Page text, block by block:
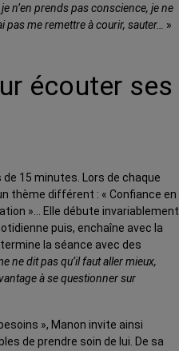
n’en prends pas conscience, je ne
me remettre à courir, sauter…
»
écouter ses
15 minutes. Lors de chaque
thème différent : « Confiance en
»… Elle débute invariablement
puis, enchaîne avec la
la séance avec des
ne dit pas qu’il faut aller mieux,
à se questionner sur
», Manon invite ainsi
de prendre soin de lui. De sa